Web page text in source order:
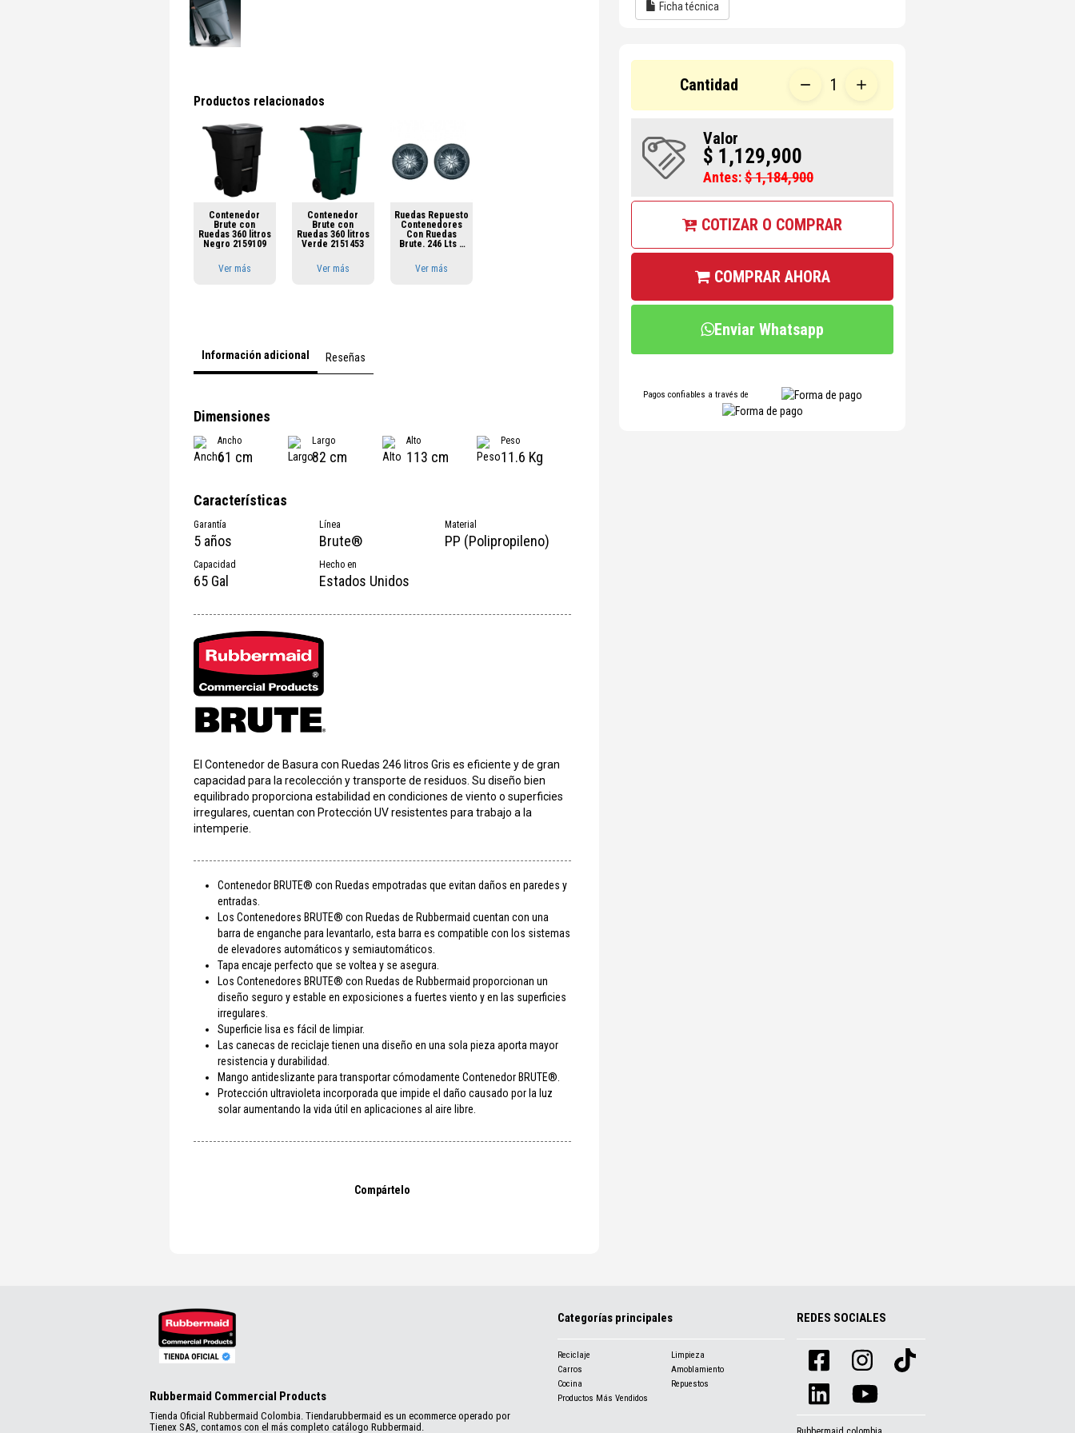
Productos relacionados
Contenedor
Brute con
Ruedas 360 litros
Negro 2159109
Ver más
Contenedor
Brute con
Ruedas 360 litros
Verde 2151453
Ver más
Ruedas Repuesto
Contenedores
Con Ruedas
Brute. 246 Lts Y
FG9W21L10000
Ver más
Información adicional Reseñas
Dimensiones
Ancho
61 cm
Largo
82 cm
Alto
113 cm
Peso
11.6 Kg
Características
Garantía
5 años
Línea
Brute®
Material
PP (Polipropileno)
Capacidad
65 Gal
Hecho en
Estados Unidos
El Contenedor de Basura con Ruedas 246 litros Gris es eficiente y de gran
capacidad para la recolección y transporte de residuos. Su diseño bien
equilibrado proporciona estabilidad en condiciones de viento o superficies
irregulares, cuentan con Protección UV resistentes para trabajo a la
intemperie.
Contenedor BRUTE® con Ruedas empotradas que evitan daños en paredes y
entradas.
Los Contenedores BRUTE® con Ruedas de Rubbermaid cuentan con una
barra de enganche para levantarlo, esta barra es compatible con los sistemas
de elevadores automáticos y semiautomáticos.
Tapa encaje perfecto que se voltea y se asegura.
Los Contenedores BRUTE® con Ruedas de Rubbermaid proporcionan un
diseño seguro y estable en exposiciones a fuertes viento y en las superficies
irregulares.
Superficie lisa es fácil de limpiar.
Las canecas de reciclaje tienen una diseño en una sola pieza aporta mayor
resistencia y durabilidad.
Mango antideslizante para transportar cómodamente Contenedor BRUTE®.
Protección ultravioleta incorporada que impide el daño causado por la luz
solar aumentando la vida útil en aplicaciones al aire libre.
Compártelo
Ficha técnica
Cantidad 1
Valor
$ 1,129,900
Antes:$ 1,184,900
COTIZAR O COMPRAR
COMPRAR AHORA
Enviar Whatsapp
Pagos confiables a través de
Rubbermaid Commercial Products
Tienda Oficial Rubbermaid Colombia. Tiendarubbermaid es un ecommerce operado por
Tienex SAS, contamos con el más completo catálogo Rubbermaid.
Categorías principales
Reciclaje
Limpieza
Carros
Amoblamiento
Cocina
Repuestos
Productos Más Vendidos
REDES SOCIALES